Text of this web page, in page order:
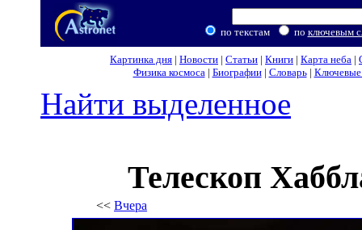
по текстам по ключевым
Картинка дня | Новости | Статьи | Книги | Карта неба |
Физика космоса| Биографии| Словарь| Ключевые
Найти выделенное
Телескоп
<< Вчера